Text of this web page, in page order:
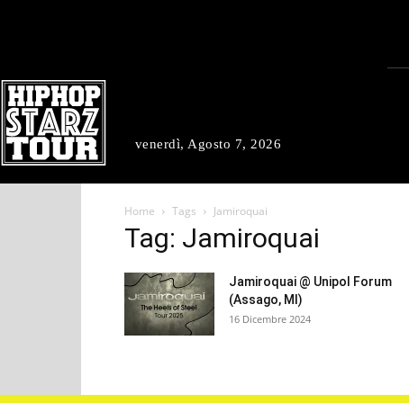
venerdì, Agosto 7, 2026
Home Tags Jamiroquai
Tag: Jamiroquai
Jamiroquai @ Unipol Forum
(Assago, MI)
16 Dicembre 2024